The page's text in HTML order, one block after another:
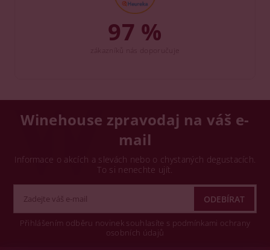
97 %
Winehouse zpravodaj na váš e-
mail
Informace o akcích a slevách nebo o chystaných degustacích.
To si nenechte ujít.
Přihlášením odběru novinek souhlasíte s podmínkami ochrany
osobních údajů